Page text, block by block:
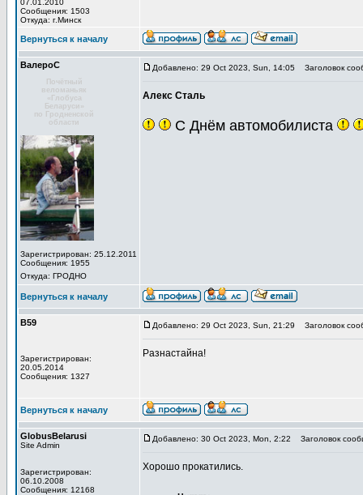
07.01.2010
Сообщения: 1503
Откуда: г.Минск
Вернуться к началу
ВалероС
Почётный
веломаньяк
«Глобуса
Беларуси»
по Гродненской
области
Зарегистрирован: 25.12.2011
Сообщения: 1955
Откуда: ГРОДНО
Добавлено: 29 Oct 2023, Sun, 14:05 Заголовок
Алекс Сталь
С Днём автомобилиста
Вернуться к началу
В59
Зарегистрирован:
20.05.2014
Сообщения: 1327
Добавлено: 29 Oct 2023, Sun, 21:29 Заголовок
Разнастайна!
Вернуться к началу
GlobusBelarusi
Site Admin
Зарегистрирован:
06.10.2008
Сообщения: 12168
Добавлено: 30 Oct 2023, Mon, 2:22 Заголовок
Хорошо прокатились.